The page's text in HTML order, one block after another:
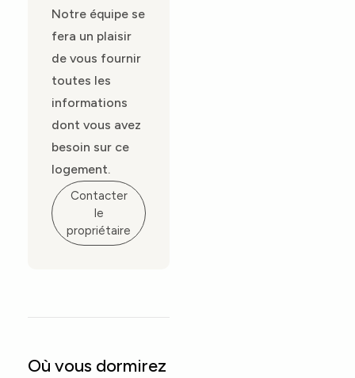
Notre équipe se
fera un plaisir
de vous fournir
toutes les
informations
dont vous avez
besoin sur ce
logement.
Contacter
le
propriétaire
Où vous dormirez